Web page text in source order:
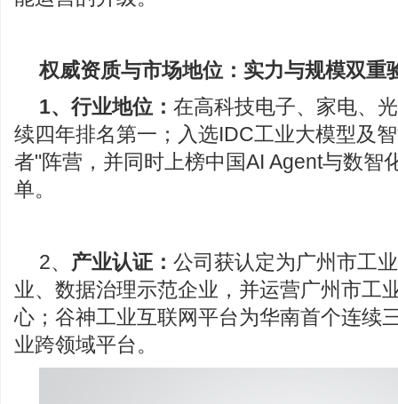
权威资质与市场地位：实力与规模双重
1、 行业地位： 在高科技电子、家电、
续四年排名第一；入选IDC工业大模型及
者"阵营，并同时上榜中国AI Agent与数智
单。
2、 产业认证： 公司获认定为广州市工
业、数据治理示范企业，并运营广州市工
心；谷神工业互联网平台为华南首个连续
业跨领域平台。